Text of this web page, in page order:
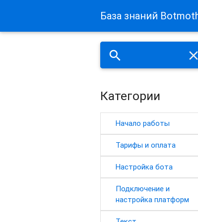
База знаний
search close
Категории
Начало работы
Тарифы и оплата
Настройка бота
Подключение и
настройка платформ